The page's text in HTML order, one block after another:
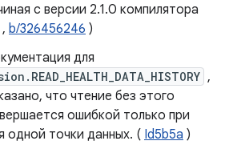
с версии 2.1.0 компилятора
, b/326456246 )
для
,
что чтение без этого
ошибкой только при
одной точки данных. ( Id5b5a )